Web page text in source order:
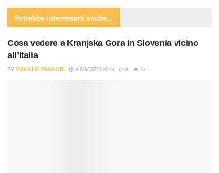
Potrebbe interessarti anche...
Cosa vedere a Kranjska Gora in Slovenia vicino
all’Italia
BY VIAGGI DI PASSIONI 9 AGOSTO 2026 0 13